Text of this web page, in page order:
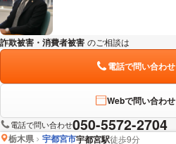
詐欺被害・消費者被害 のご相談は
電話で問い合わせ
Webで問い合わせ
電話で問い合わせ050-5572-2704
栃木県 宇都宮市宇都宮駅徒歩9分